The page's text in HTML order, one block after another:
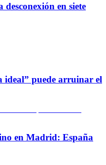
en siete
ideal” puede arruinar el
en Madrid: España